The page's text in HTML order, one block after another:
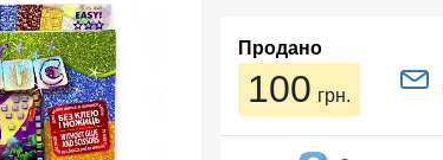
Продано
100 грн.